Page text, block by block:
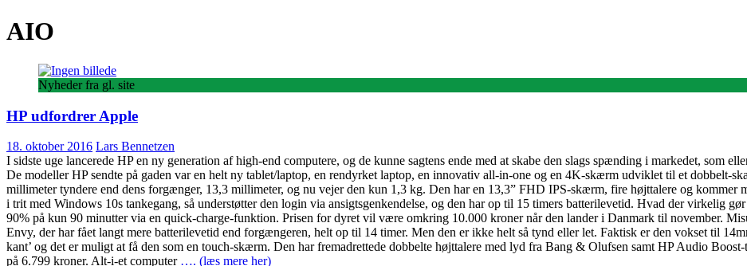
AIO
Nyheder fra gl. site
HP udfordrer Apple
18. oktober 2016 Lars Bennetzen
I sidste uge lancerede HP en ny generation af high-end computere, og de kunne sagtens ende med at skabe den slags spænding i markedet, som
De modeller HP sendte på gaden var en helt ny tablet/laptop, en rendyrket laptop, en innovativ all-in-one og en 4K-skærm udviklet til et dobbelt-
millimeter tyndere end dens forgænger, 13,3 millimeter, og nu vejer den kun 1,3 kg. Den har en 13,3” FHD IPS-skærm, fire højttalere og kommer
i trit med Windows 10s tankegang, så understøtter den login via ansigtsgenkendelse, og den har op til 15 timers batterilevetid. Hvad der virkelig
90% på kun 90 minutter via en quick-charge-funktion. Prisen for dyret vil være omkring 10.000 kroner når den lander i Danmark til november.
Envy, der har fået langt mere batterilevetid end forgængeren, helt op til 14 timer. Men den er ikke helt så tynd eller let. Faktisk er den vokset til
kant’ og det er muligt at få den som en touch-skærm. Den har fremadrettede dobbelte højttalere med lyd fra Bang & Olufsen samt HP Audio
på 6.799 kroner. Alt-i-et computer …. (læs mere her)